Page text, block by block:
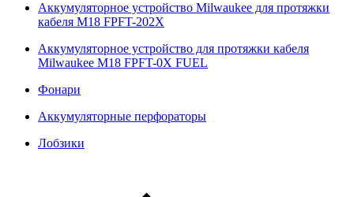
Аккумуляторное устройство Milwaukee для протяжки
кабеля M18 FPFT-202X
Аккумуляторное устройство для протяжки кабеля
Milwaukee M18 FPFT-0X FUEL
Фонари
Аккумуляторные перфораторы
Лобзики